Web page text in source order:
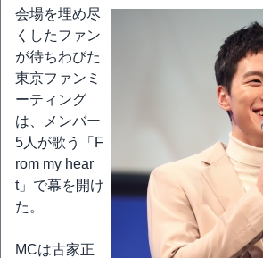
会場を埋め尽
くしたファン
が待ちわびた
東京ファンミ
ーティング
は、メンバー
5人が歌う「F
rom my hear
t」で幕を開け
た。
MCは古家正